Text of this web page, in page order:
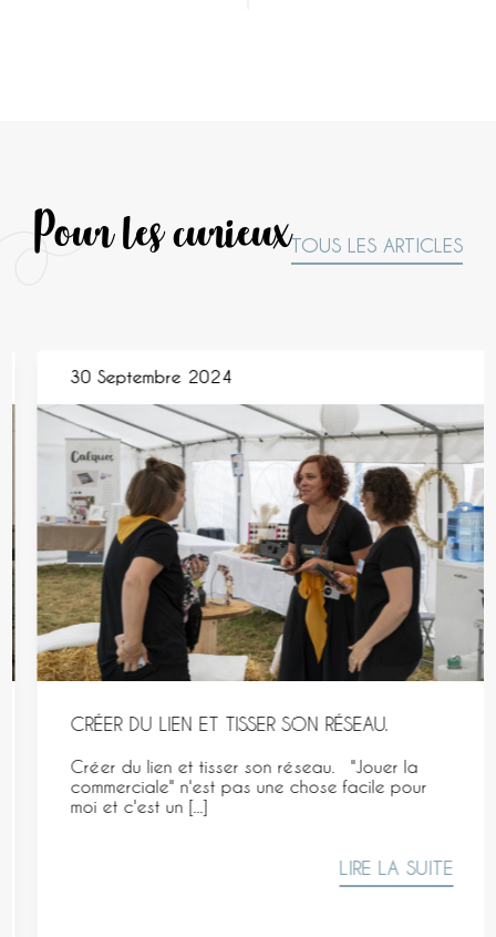
Pour les curieuxTOUS LES ARTICLES
30 Septembre 2024
CRÉER DU LIEN ET TISSER SON RÉSEAU.
Créer du lien et tisser son réseau. "Jouer la
commerciale" n'est pas une chose facile pour
moi et c'est un [...]
LIRE LA SUITE